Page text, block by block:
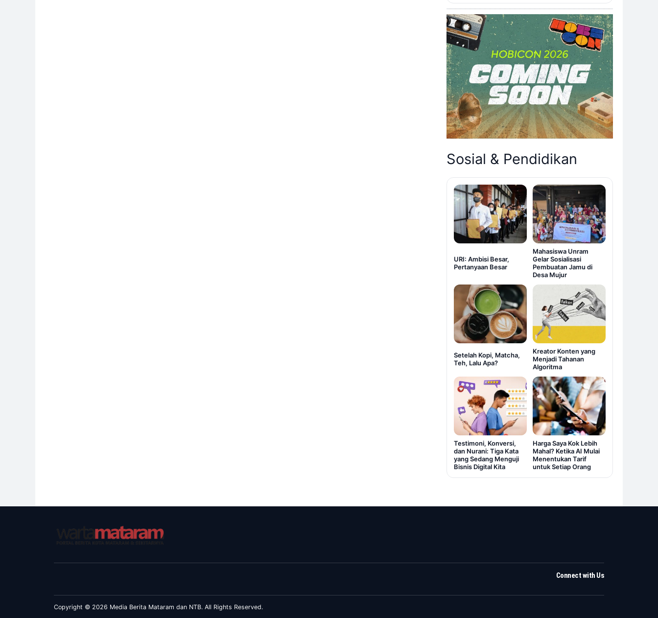
Sosial & Pendidikan
URI: Ambisi Besar,
Pertanyaan Besar
Mahasiswa Unram
Gelar Sosialisasi
Pembuatan Jamu di
Desa Mujur
Setelah Kopi, Matcha,
Teh, Lalu Apa?
Kreator Konten yang
Menjadi Tahanan
Algoritma
Testimoni, Konversi,
dan Nurani: Tiga Kata
yang Sedang Menguji
Bisnis Digital Kita
Harga Saya Kok Lebih
Mahal? Ketika AI Mulai
Menentukan Tarif
untuk Setiap Orang
Connect with Us
Copyright © 2026 Media Berita Mataram dan NTB. All Rights Reserved.